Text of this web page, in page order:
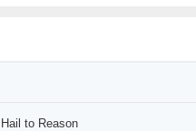
Hail to Reason